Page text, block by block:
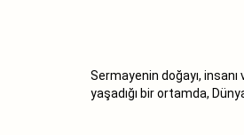
Sermayenin doğayı,
yaşadığı bir ortamda,